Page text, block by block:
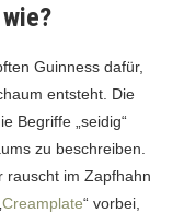
Guinness dafür,
entsteht. Die
Begriffe „seidig“
zu beschreiben.
rauscht im Zapfhahn
Creamplate“ vorbei,